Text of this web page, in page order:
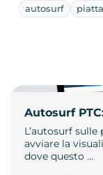
autosurf
Autosurf
L’autosurf
avviare la
dove questo …